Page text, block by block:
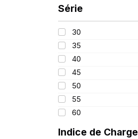
Série
30
35
40
45
50
55
60
Indice de Charge